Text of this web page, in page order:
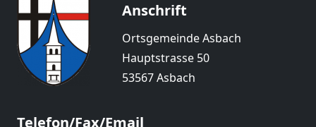
Anschrift
Ortsgemeinde Asbach
Hauptstrasse 50
53567 Asbach
Telefon/Fax/Email